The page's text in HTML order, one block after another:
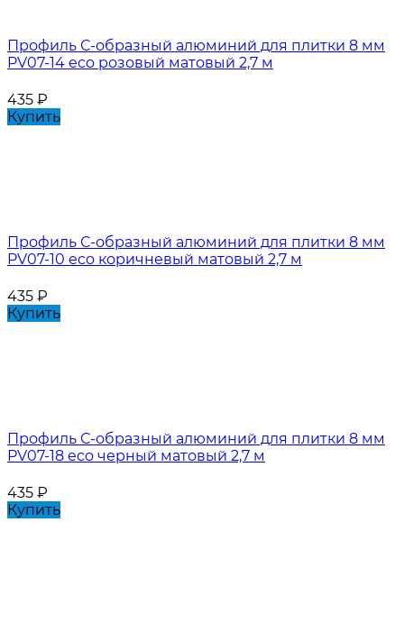
Профиль С-образный алюминий для плитки 8 мм
PV07-14 eco розовый матовый 2,7 м
435 ₽
Купить
Профиль С-образный алюминий для плитки 8 мм
PV07-10 eco коричневый матовый 2,7 м
435 ₽
Купить
Профиль С-образный алюминий для плитки 8 мм
PV07-18 eco черный матовый 2,7 м
435 ₽
Купить